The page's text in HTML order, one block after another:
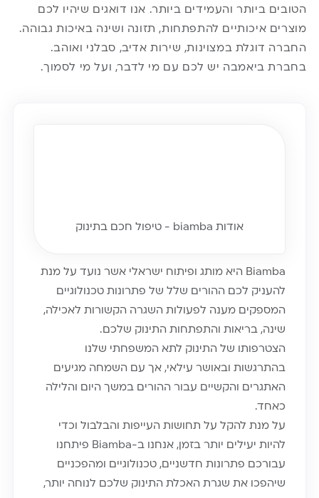
הטובים ביותר והעמידים ביותר. אנו דואגים שיהיו לכם
מוצרים איכותיים להתפתחות, תזונה ושינה באיכות גבוהה.
החברה דוגלת במצוינות, שירות אדיב, סבלני ואוהב.
בחברת ביאמבה יש לכם עם מי לדבר, ועל מי לסמוך.
אודות biamba - טיפול חכם בתינוק
Biamba היא מותג ופיתוח ישראלי אשר נועד על מנת
להעניק לכם ההורים שלל של פתרונות טכנולוגיים
המספקים מענה לפעולות השגרה הקשורות לאכילה,
שינה, בריאות והתפתחות התינוק שלכם.
הצטרפותו של התינוק לתא המשפחתי שלנו
בהתרגשות ובאושר עילאי, אך עם השמחה מגיעים
האתגרים והקשיים עבור ההורים במשך היום והלילה
כאחד.
על מנת להקל על תחושות העייפות והבלבול וכדי
להיות יעילים יותר בזמן, אנחנו ב-Biamba פיתחנו
עבורכם פתרונות חדשניים, טכנולוגיים ומהפכניים
שיהפכו את שגרת האכלת התינוק שלכם לנוחה יותר,